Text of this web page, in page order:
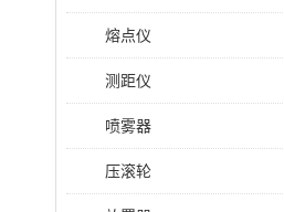
熔点仪
测距仪
喷雾器
压滚轮